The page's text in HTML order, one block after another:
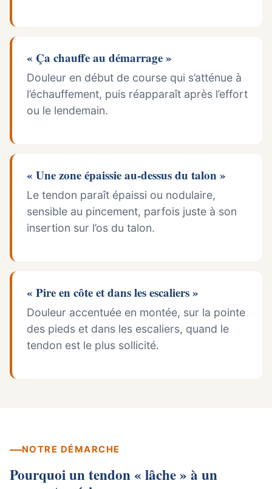
« Ça chauffe au démarrage »
Douleur en début de course qui s’atténue à
l’échauffement, puis réapparaît après l’effort
ou le lendemain.
« Une zone épaissie au-dessus du talon »
Le tendon paraît épaissi ou nodulaire,
sensible au pincement, parfois juste à son
insertion sur l’os du talon.
« Pire en côte et dans les escaliers »
Douleur accentuée en montée, sur la pointe
des pieds et dans les escaliers, quand le
tendon est le plus sollicité.
NOTRE DÉMARCHE
Pourquoi un tendon « lâche » à un